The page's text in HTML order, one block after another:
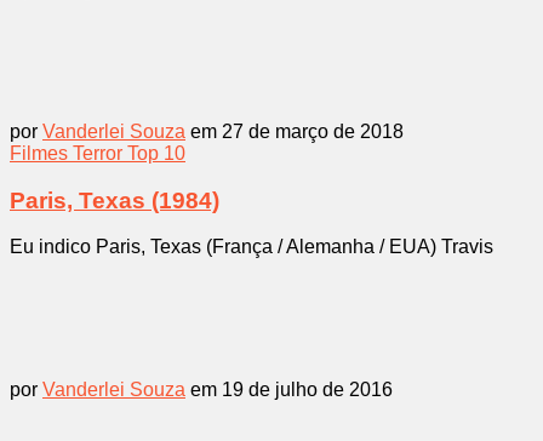
por Vanderlei Souza em 27 de março de 2018
Filmes Terror Top 10
Paris, Texas (1984)
Eu indico Paris, Texas (França / Alemanha / EUA) Travis
por Vanderlei Souza em 19 de julho de 2016